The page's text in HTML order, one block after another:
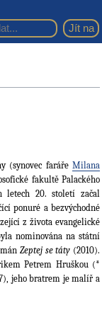
(synovec farářeMilana
fakultě Palackého
letech 20. století začal
ponuré a bezvýchodné
z života evangelické
nominována na státní
Zeptej se táty (2010).
Petrem Hruškou (*
jeho bratrem je malíř a